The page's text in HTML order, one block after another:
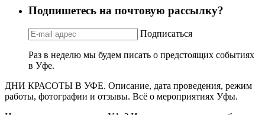
Подпишетесь на почтовую рассылку?
Подписаться
Раз в неделю мы будем писать о предстоящих событиях
в Уфе.
ДНИ КРАСОТЫ В УФЕ. Описание, дата проведения, режим
работы, фотографии и отзывы. Всё о мероприятиях Уфы.